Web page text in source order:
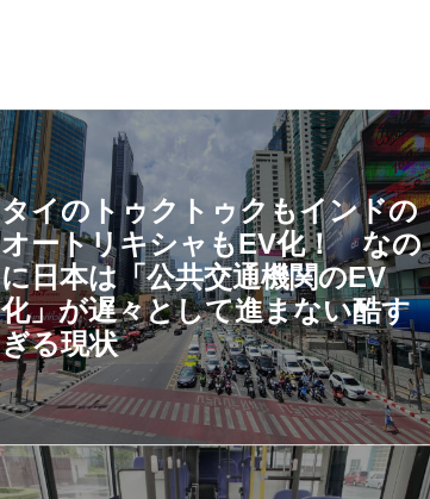
タイのトゥクトゥクもインドの
オートリキシャもEV化！ なの
に日本は「公共交通機関のEV
化」が遅々として進まない酷す
ぎる現状